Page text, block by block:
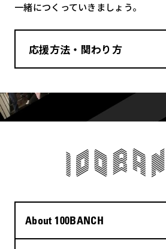
一緒につくっていきましょう。
応援方法・関わり方
About 100BANCH